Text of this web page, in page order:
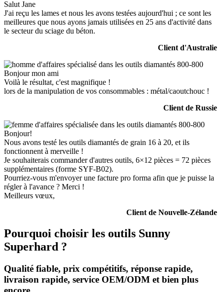
Salut Jane
J'ai reçu les lames et nous les avons testées aujourd'hui ; ce sont les
meilleures que nous ayons jamais utilisées en 25 ans d'activité dans
le secteur du sciage du béton.
Client d'Australie
Bonjour mon ami
Voilà le résultat, c'est magnifique !
lors de la manipulation de vos consommables : métal/caoutchouc !
Client de Russie
Bonjour!
Nous avons testé les outils diamantés de grain 16 à 20, et ils
fonctionnent à merveille !
Je souhaiterais commander d'autres outils, 6×12 pièces = 72 pièces
supplémentaires (forme SYF-B02).
Pourriez-vous m'envoyer une facture pro forma afin que je puisse la
régler à l'avance ? Merci !
Meilleurs vœux,
Client de Nouvelle-Zélande
Pourquoi choisir les outils Sunny
Superhard ?
Qualité fiable, prix compétitifs, réponse rapide,
livraison rapide, service OEM/ODM et bien plus